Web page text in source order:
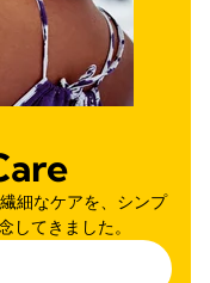
細なケアを、シンプ
してきました。